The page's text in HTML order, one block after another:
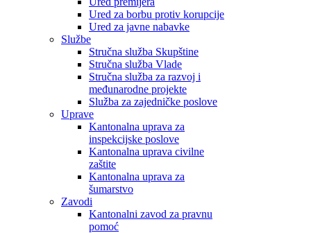
Ured za borbu protiv korupcije
Ured za javne nabavke
Službe
Stručna služba Skupštine
Stručna služba Vlade
Stručna služba za razvoj i
međunarodne projekte
Služba za zajedničke poslove
Uprave
Kantonalna uprava za
inspekcijske poslove
Kantonalna uprava civilne
zaštite
Kantonalna uprava za
šumarstvo
Zavodi
Kantonalni zavod za pravnu
pomoć